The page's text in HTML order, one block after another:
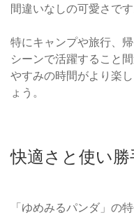
間違いなしの可愛さです
特にキャンプや旅行、
シーンで活躍すること
やすみの時間がより楽
ょう。
快適さと使い
「ゆめみるパンダ」の